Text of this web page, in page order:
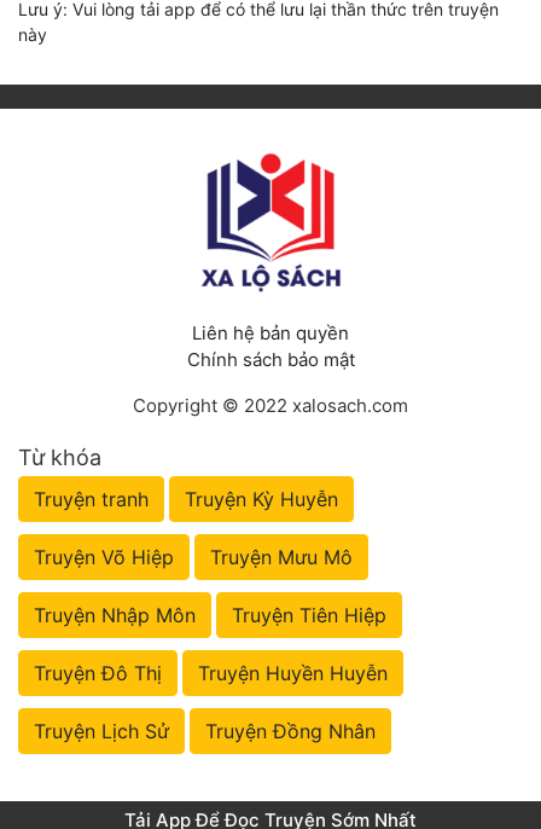
Lưu ý: Vui lòng tải app để có thể lưu lại thần thức trên truyện
này
Liên hệ bản quyền
Chính sách bảo mật
Copyright © 2022 xalosach.com
Từ khóa
Truyện tranh Truyện Kỳ Huyễn
Truyện Võ Hiệp Truyện Mưu Mô
Truyện Nhập Môn Truyện Tiên Hiệp
Truyện Đô Thị Truyện Huyền Huyễn
Truyện Lịch Sử Truyện Đồng Nhân
Tải App Để Đọc Truyện Sớm Nhất